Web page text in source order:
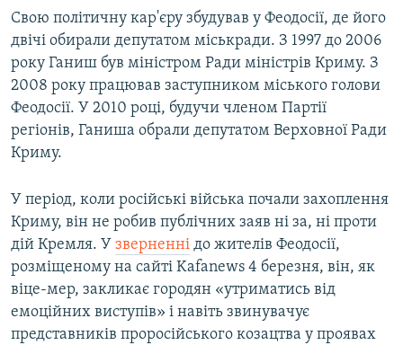
Свою політичну кар'єру збудував у Феодосії, де його
двічі обирали депутатом міськради. З 1997 до 2006
року Ганиш був міністром Ради міністрів Криму. З
2008 року працював заступником міського голови
Феодосії. У 2010 році, будучи членом Партії
регіонів, Ганиша обрали депутатом Верховної Ради
Криму.
У період, коли російські війська почали захоплення
Криму, він не робив публічних заяв ні за, ні проти
дій Кремля. У зверненні до жителів Феодосії,
розміщеному на сайті Kafanews 4 березня, він, як
віце-мер, закликає городян «утриматись від
емоційних виступів» і навіть звинувачує
представників проросійського козацтва у проявах